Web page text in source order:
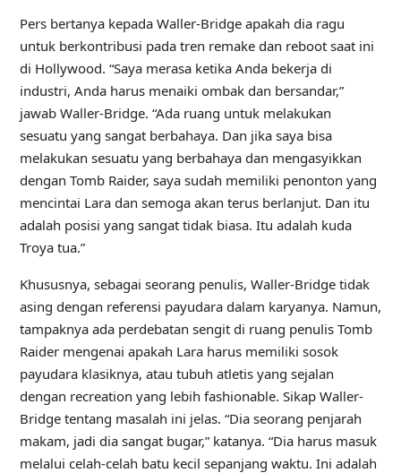
Pers bertanya kepada Waller-Bridge apakah dia ragu
untuk berkontribusi pada tren remake dan reboot saat ini
di Hollywood. “Saya merasa ketika Anda bekerja di
industri, Anda harus menaiki ombak dan bersandar,”
jawab Waller-Bridge. “Ada ruang untuk melakukan
sesuatu yang sangat berbahaya. Dan jika saya bisa
melakukan sesuatu yang berbahaya dan mengasyikkan
dengan Tomb Raider, saya sudah memiliki penonton yang
mencintai Lara dan semoga akan terus berlanjut. Dan itu
adalah posisi yang sangat tidak biasa. Itu adalah kuda
Troya tua.”
Khususnya, sebagai seorang penulis, Waller-Bridge tidak
asing dengan referensi payudara dalam karyanya. Namun,
tampaknya ada perdebatan sengit di ruang penulis Tomb
Raider mengenai apakah Lara harus memiliki sosok
payudara klasiknya, atau tubuh atletis yang sejalan
dengan recreation yang lebih fashionable. Sikap Waller-
Bridge tentang masalah ini jelas. “Dia seorang penjarah
makam, jadi dia sangat bugar,” katanya. “Dia harus masuk
melalui celah-celah batu kecil sepanjang waktu. Ini adalah